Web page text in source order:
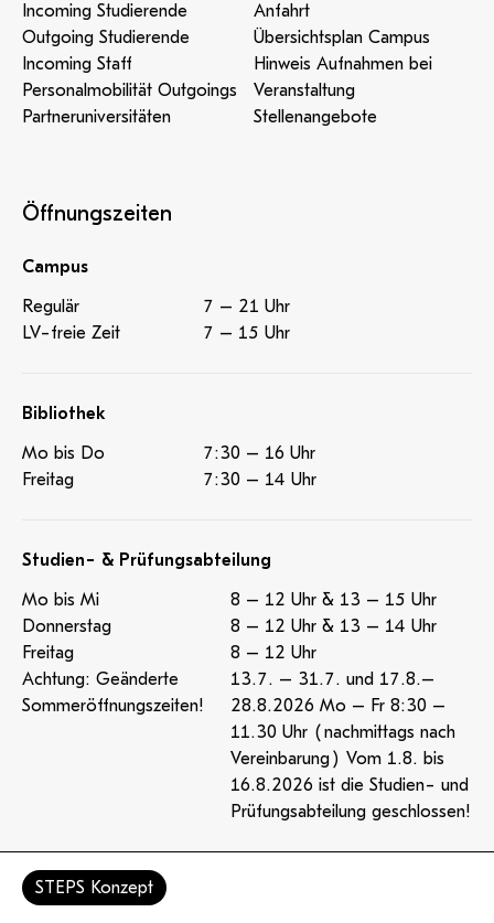
STEPS Konzept
Incoming Studierende
Outgoing Studierende
Incoming Staff
Personalmobilität Outgoings
Partneruniversitäten
Anfahrt
Übersichtsplan Campus
Hinweis Aufnahmen bei
Veranstaltung
Stellenangebote
Öffnungszeiten
Campus
Regulär
7 – 21 Uhr
LV-freie Zeit
7 – 15 Uhr
Bibliothek
Mo bis Do
7:30 – 16 Uhr
Freitag
7:30 – 14 Uhr
Studien- & Prüfungsabteilung
Mo bis Mi
8 – 12 Uhr & 13 – 15 Uhr
Donnerstag
8 – 12 Uhr & 13 – 14 Uhr
Freitag
8 – 12 Uhr
Achtung: Geänderte
Sommeröffnungszeiten!
13.7. – 31.7. und 17.8.–
28.8.2026 Mo – Fr 8:30 –
11.30 Uhr (nachmittags nach
Vereinbarung) Vom 1.8. bis
16.8.2026 ist die Studien- und
Prüfungsabteilung geschlossen!
Mensa